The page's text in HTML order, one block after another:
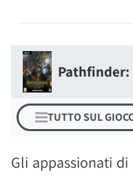
TUTTO SUL
Gli appassionati di